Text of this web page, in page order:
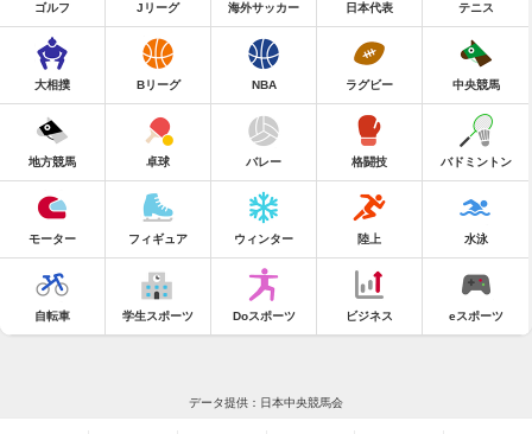
ゴルフ Jリーグ 海外サッカー 日本代表 テニス
大相撲 Bリーグ NBA ラグビー 中央競馬
地方競馬 卓球 バレー 格闘技 バドミントン
モーター フィギュア ウィンター 陸上 水泳
自転車 学生スポーツ Doスポーツ ビジネス eスポーツ
データ提供：日本中央競馬会